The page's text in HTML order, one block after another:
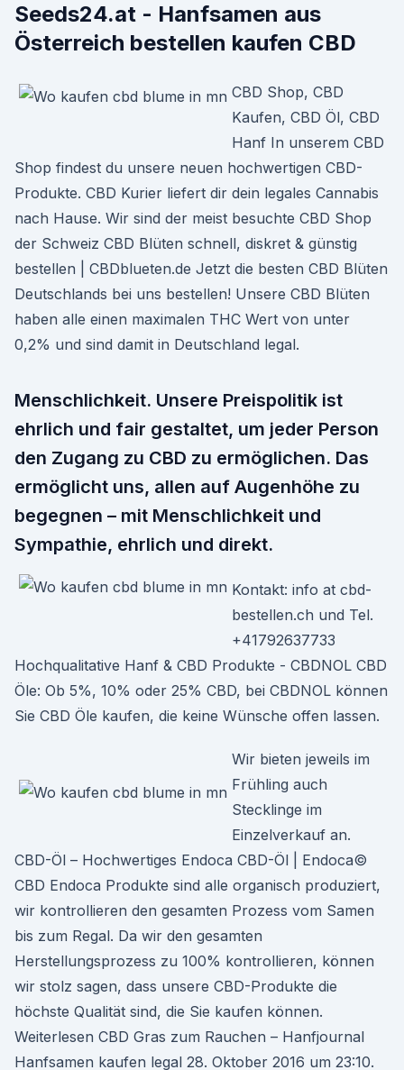
Seeds24.at - Hanfsamen aus
Österreich bestellen kaufen CBD
CBD Shop, CBD
Kaufen, CBD Öl, CBD
Hanf In unserem CBD
Shop findest du unsere neuen hochwertigen CBD-
Produkte. CBD Kurier liefert dir dein legales Cannabis
nach Hause. Wir sind der meist besuchte CBD Shop
der Schweiz CBD Blüten schnell, diskret & günstig
bestellen | CBDblueten.de Jetzt die besten CBD Blüten
Deutschlands bei uns bestellen! Unsere CBD Blüten
haben alle einen maximalen THC Wert von unter
0,2% und sind damit in Deutschland legal.
Menschlichkeit. Unsere Preispolitik ist
ehrlich und fair gestaltet, um jeder Person
den Zugang zu CBD zu ermöglichen. Das
ermöglicht uns, allen auf Augenhöhe zu
begegnen – mit Menschlichkeit und
Sympathie, ehrlich und direkt.
Kontakt: info at cbd-
bestellen.ch und Tel.
+41792637733
Hochqualitative Hanf & CBD Produkte - CBDNOL CBD
Öle: Ob 5%, 10% oder 25% CBD, bei CBDNOL können
Sie CBD Öle kaufen, die keine Wünsche offen lassen.
Wir bieten jeweils im
Frühling auch
Stecklinge im
Einzelverkauf an.
CBD-Öl – Hochwertiges Endoca CBD-Öl | Endoca©
CBD Endoca Produkte sind alle organisch produziert,
wir kontrollieren den gesamten Prozess vom Samen
bis zum Regal. Da wir den gesamten
Herstellungsprozess zu 100% kontrollieren, können
wir stolz sagen, dass unsere CBD-Produkte die
höchste Qualität sind, die Sie kaufen können.
Weiterlesen CBD Gras zum Rauchen – Hanfjournal
Hanfsamen kaufen legal 28. Oktober 2016 um 23:10.